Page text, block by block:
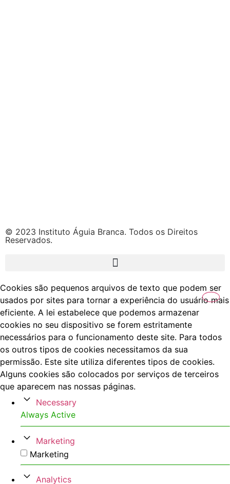
© 2023 Instituto Águia Branca. Todos os Direitos
Reservados.
Cookies são pequenos arquivos de texto que podem ser
usados por sites para tornar a experiência do usuário mais
eficiente. A lei estabelece que podemos armazenar
cookies no seu dispositivo se forem estritamente
necessários para o funcionamento deste site. Para todos
os outros tipos de cookies necessitamos da sua
permissão. Este site utiliza diferentes tipos de cookies.
Alguns cookies são colocados por serviços de terceiros
que aparecem nas nossas páginas.
Necessary
Always Active
Marketing
Marketing
Analytics